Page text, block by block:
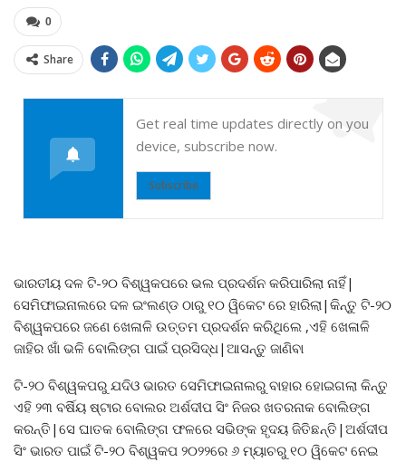
0
Share
Get real time updates directly on you
device, subscribe now.
Subscribe
ଭାରତୀୟ ଦଳ ଟି-୨୦ ବିଶ୍ୱକପରେ ଭଲ ପ୍ରଦର୍ଶନ କରିପାରିଲା ନାହିଁ|
ସେମିଫାଇନାଲରେ ଦଳ ଇଂଲଣ୍ଡ ଠାରୁ ୧୦ ୱିକେଟ ରେ ହାରିଲା|କିନ୍ତୁ ଟି-୨୦
ବିଶ୍ୱକପରେ ଜଣେ ଖେଳାଳି ଉତ୍ତମ ପ୍ରଦର୍ଶନ କରିଥିଲେ ,ଏହି ଖେଳାଳି
ଜାହିର ଖାଁ ଭଳି ବୋଲିଙ୍ଗ ପାଇଁ ପ୍ରସିଦ୍ଧ|ଆସନ୍ତୁ ଜାଣିବା
ଟି-୨୦ ବିଶ୍ୱକପରୁ ଯଦିଓ ଭାରତ ସେମିଫାଇନାଲରୁ ବାହାର ହୋଇଗଲା କିନ୍ତୁ
ଏହି ୨୩ ବର୍ଷିୟ ଷ୍ଟାର ବୋଲର ଅର୍ଶଦୀପ ସିଂ ନିଜର ଖତରନାକ ବୋଲିଙ୍ଗ
କରନ୍ତି|ସେ ଘାତକ ବୋଲିଙ୍ଗ ଫଳରେ ସଭିଙ୍କ ହୃଦୟ ଜିତିଛନ୍ତି|ଅର୍ଶଦୀପ
ସିଂ ଭାରତ ପାଇଁ ଟି-୨୦ ବିଶ୍ୱକପ ୨୦୨୨ରେ ୬ ମ୍ୟାଚରୁ ୧୦ ୱିକେଟ ନେଇ